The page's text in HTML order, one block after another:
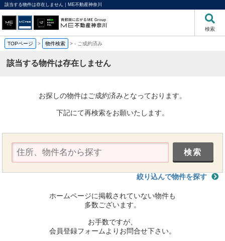
該当する物件は存在しません｜ME不動産神奈川
検索
TOPページ > 物件検索 >- ご成約済み
該当する物件は存在しません
お探しの物件はご成約済みとなっております。
下記にて再検索をお願いたします。
絞り込んで物件を探す
ホームページに掲載されていない物件も
多数ございます。
お手数ですが、
会員登録フォームよりお問合せ下さい。